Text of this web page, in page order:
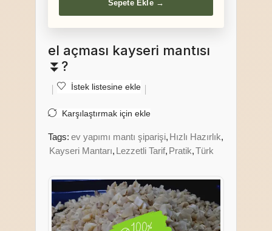
Sepete Ekle →
el açması kayseri mantısı
⏬?
İstek listesine ekle
Karşılaştırmak için ekle
Tags: ev yapımı mantı şiparişi, Hızlı Hazırlık,
Kayseri Mantarı, Lezzetli Tarif, Pratik,Türk